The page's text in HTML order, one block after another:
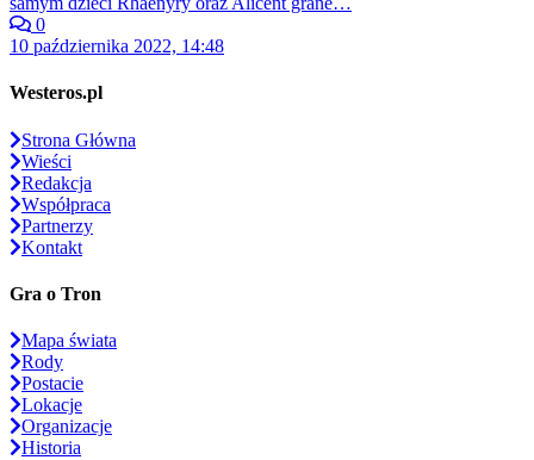
0
10 października 2022, 14:48
Westeros.pl
Strona Główna
Wieści
Redakcja
Współpraca
Partnerzy
Kontakt
Gra o Tron
Mapa świata
Rody
Postacie
Lokacje
Organizacje
Historia